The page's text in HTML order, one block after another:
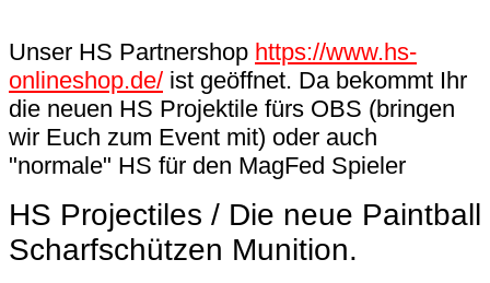
Unser HS Partnershop https://www.hs-
onlineshop.de/ ist geöffnet. Da bekommt Ihr
die neuen HS Projektile fürs OBS (bringen
wir Euch zum Event mit) oder auch
"normale" HS für den MagFed Spieler
HS Projectiles / Die neue Paintball
Scharfschützen Munition.